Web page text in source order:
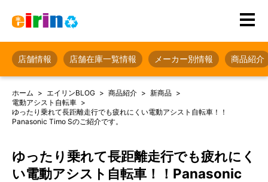
店舗情報 店舗在庫一覧情報 メーカー別情報 商品紹介
ホーム エイリンBLOG 商品紹介
新商品
電動アシスト自転車
ゆったり乗れて長距離走行でも疲れにくい電動アシスト自転車！！
Panasonic Timo Sのご紹介です。
ゆったり乗れて長距離走行でも疲れにく
い電動アシスト自転車！！Panasonic